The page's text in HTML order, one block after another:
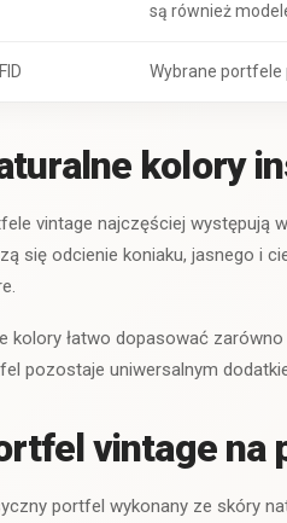
są również
Wybrane portfele
kolory
vintage najczęściej występują
się odcienie koniaku, jasnego i
kolory łatwo dopasować
pozostaje uniwersalnym
vintage na
portfel wykonany ze skóry